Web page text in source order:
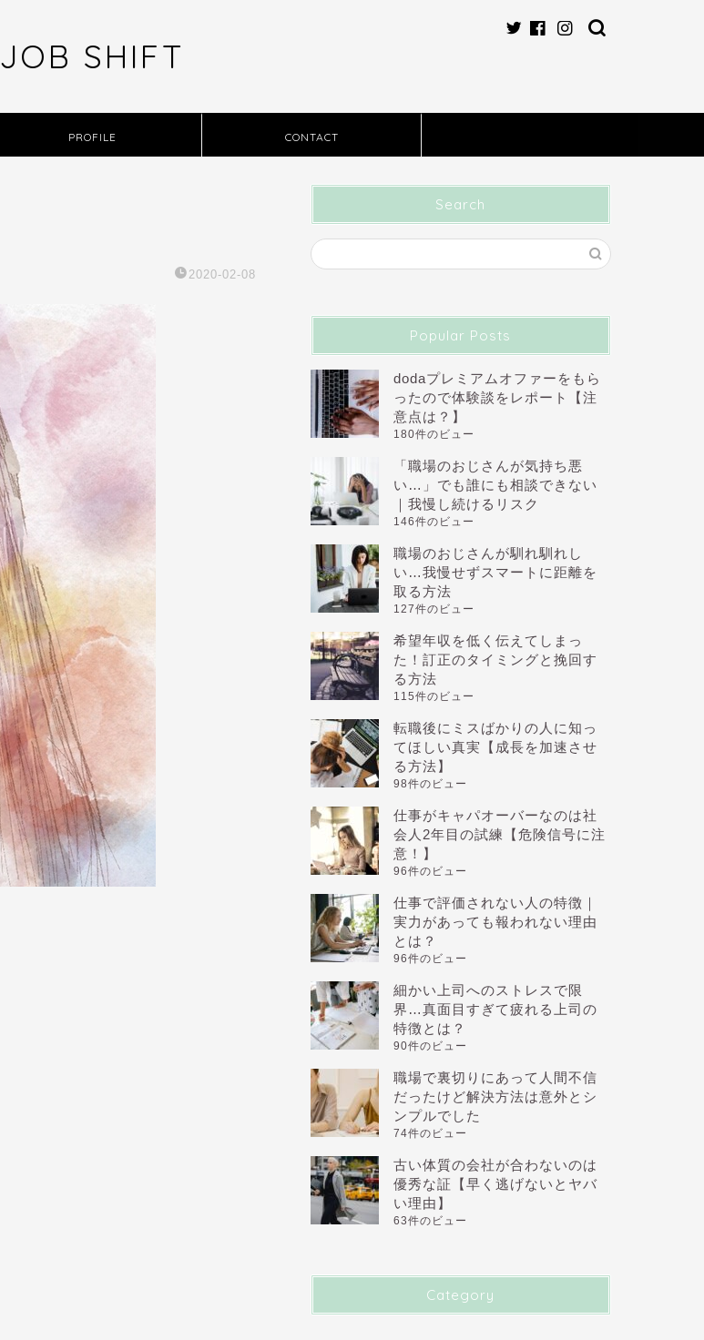
JOB SHIFT
PROFILE CONTACT
2020-02-08
Search
Popular Posts
dodaプレミアムオファーをもら
ったので体験談をレポート【注
意点は？】
180件のビュー
「職場のおじさんが気持ち悪
い…」でも誰にも相談できない
｜我慢し続けるリスク
146件のビュー
職場のおじさんが馴れ馴れし
い…我慢せずスマートに距離を
取る方法
127件のビュー
希望年収を低く伝えてしまっ
た！訂正のタイミングと挽回す
る方法
115件のビュー
転職後にミスばかりの人に知っ
てほしい真実【成長を加速させ
る方法】
98件のビュー
仕事がキャパオーバーなのは社
会人2年目の試練【危険信号に注
意！】
96件のビュー
仕事で評価されない人の特徴｜
実力があっても報われない理由
とは？
96件のビュー
細かい上司へのストレスで限
界…真面目すぎて疲れる上司の
特徴とは？
90件のビュー
職場で裏切りにあって人間不信
だったけど解決方法は意外とシ
ンプルでした
74件のビュー
古い体質の会社が合わないのは
優秀な証【早く逃げないとヤバ
い理由】
63件のビュー
Category